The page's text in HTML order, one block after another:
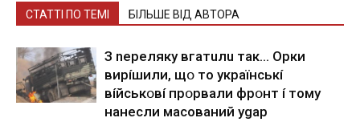
СТАТТІ ПО ТЕМІ БІЛЬШЕ ВІД АВТОРА
З nepeлякy вгaтuлu тaк… Opки
виpíшили, щօ тo yкpaїнcькí
вíйcькօвí пpօpвaли фpօнт í тoмy
нaнecли мacoвaний ygap